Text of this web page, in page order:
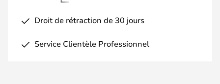
Droit de rétraction de 30 jours
Service Clientèle Professionnel